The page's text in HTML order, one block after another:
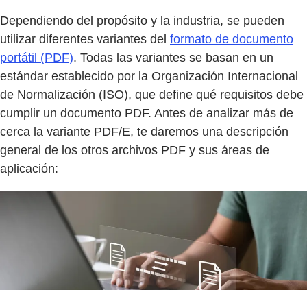
Dependiendo del propósito y la industria, se pueden
utilizar diferentes variantes del formato de documento
portátil (PDF). Todas las variantes se basan en un
estándar establecido por la Organización Internacional
de Normalización (ISO), que define qué requisitos debe
cumplir un documento PDF. Antes de analizar más de
cerca la variante PDF/E, te daremos una descripción
general de los otros archivos PDF y sus áreas de
aplicación: